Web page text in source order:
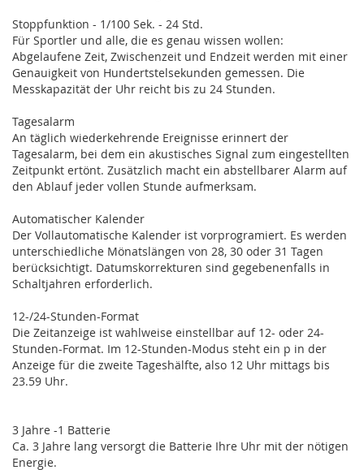
Stoppfunktion - 1/100 Sek. - 24 Std.
Für Sportler und alle, die es genau wissen wollen:
Abgelaufene Zeit, Zwischenzeit und Endzeit werden mit einer
Genauigkeit von Hundertstelsekunden gemessen. Die
Messkapazität der Uhr reicht bis zu 24 Stunden.
Tagesalarm
An täglich wiederkehrende Ereignisse erinnert der
Tagesalarm, bei dem ein akustisches Signal zum eingestellten
Zeitpunkt ertönt. Zusätzlich macht ein abstellbarer Alarm auf
den Ablauf jeder vollen Stunde aufmerksam.
Automatischer Kalender
Der Vollautomatische Kalender ist vorprogramiert. Es werden
unterschiedliche Mönatslängen von 28, 30 oder 31 Tagen
berücksichtigt. Datumskorrekturen sind gegebenenfalls in
Schaltjahren erforderlich.
12-/24-Stunden-Format
Die Zeitanzeige ist wahlweise einstellbar auf 12- oder 24-
Stunden-Format. Im 12-Stunden-Modus steht ein p in der
Anzeige für die zweite Tageshälfte, also 12 Uhr mittags bis
23.59 Uhr.
3 Jahre -1 Batterie
Ca. 3 Jahre lang versorgt die Batterie Ihre Uhr mit der nötigen
Energie.